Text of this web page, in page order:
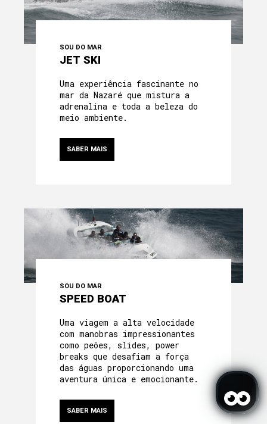
SOU DO MAR
JET SKI
Uma experiência fascinante no
mar da Nazaré que mistura a
adrenalina e toda a beleza do
meio ambiente.
SABER MAIS
SOU DO MAR
SPEED BOAT
Uma viagem a alta velocidade
com manobras impressionantes
como peões, slides, power
breaks que desafiam a força
das águas proporcionando uma
aventura única e emocionante.
SABER MAIS